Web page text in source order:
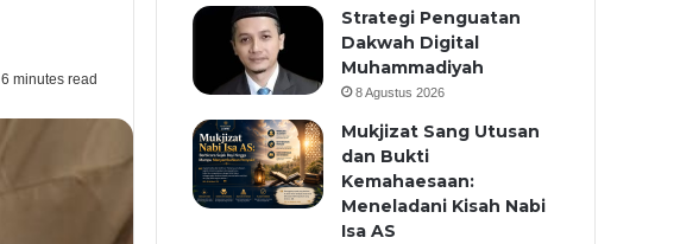
6 minutes read
Strategi Penguatan
Dakwah Digital
Muhammadiyah
8 Agustus 2026
Mukjizat Sang Utusan
dan Bukti
Kemahaesaan:
Meneladani Kisah Nabi
Isa AS